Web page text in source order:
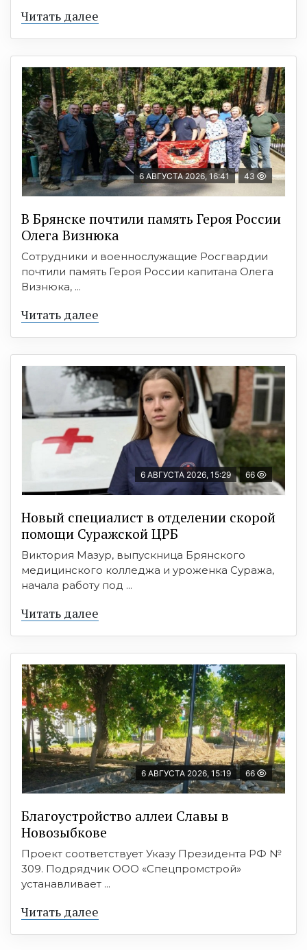
Читать далее
6 АВГУСТА 2026, 16:41 43
В Брянске почтили память Героя России
Олега Визнюка
Сотрудники и военнослужащие Росгвардии
почтили память Героя России капитана Олега
Визнюка, ...
Читать далее
6 АВГУСТА 2026, 15:29 66
Новый специалист в отделении скорой
помощи Суражской ЦРБ
Виктория Мазур, выпускница Брянского
медицинского колледжа и уроженка Суража,
начала работу под ...
Читать далее
6 АВГУСТА 2026, 15:19 66
Благоустройство аллеи Славы в
Новозыбкове
Проект соответствует Указу Президента РФ №
309. Подрядчик ООО «Спецпромстрой»
устанавливает ...
Читать далее